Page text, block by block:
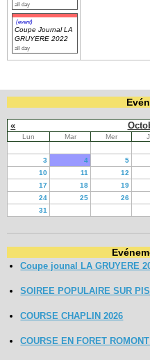
all day
(event)
Coupe Journal LA
GRUYERE 2022
all day
«
Lun Mar Mer
3
4 5
10
11 12
17
18 19
24
25 26
31
Coupe jounal LA GRUYERE
SOIREE POPULAIRE SUR
COURSE CHAPLIN 2026
COURSE EN FORET